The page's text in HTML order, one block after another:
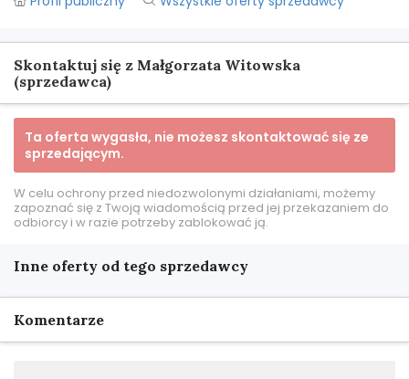
Skontaktuj się z Małgorzata Witowska
(sprzedawca)
Ta oferta wygasła, nie możesz skontaktować się ze
sprzedającym.
W celu ochrony przed niedozwolonymi działaniami, możemy
zapoznać się z Twoją wiadomością przed jej przekazaniem do
odbiorcy i w razie potrzeby zablokować ją.
Inne oferty od tego sprzedawcy
Komentarze